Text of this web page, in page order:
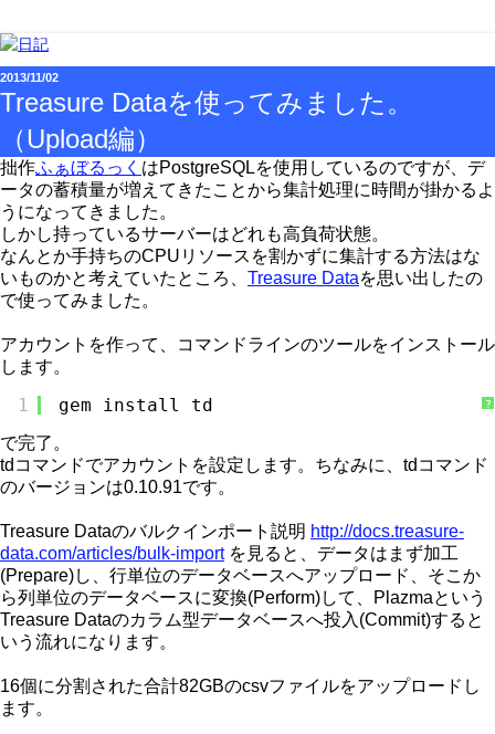
2013/11/02
Treasure Dataを使ってみました。
（Upload編）
拙作ふぁぼるっく はPostgreSQLを使用しているのですが、デ
ータの蓄積量が増えてきたことから集計処理に時間が掛かるよ
うになってきました。
しかし持っているサーバーはどれも高負荷状態。
なんとか手持ちのCPUリソースを割かずに集計する方法はな
いものかと考えていたところ、 Treasure Dataを思い出したの
で使ってみました。
アカウントを作って、コマンドラインのツールをインストール
します。
?
1 gem install td
で完了。
tdコマンドでアカウントを設定します。ちなみに、tdコマンド
のバージョンは0.10.91です。
Treasure Dataのバルクインポート説明 http://docs.treasure-
data.com/articles/bulk-importを見ると、データはまず加工
(Prepare)し、行単位のデータベースへアップロード、そこか
ら列単位のデータベースに変換(Perform)して、Plazmaという
Treasure Dataのカラム型データベースへ投入(Commit)すると
いう流れになります。
16個に分割された合計82GBのcsvファイルをアップロードし
ます。